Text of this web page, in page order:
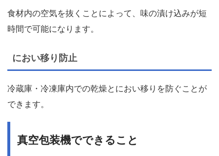
食材内の空気を抜くことによって、味の漬け込みが短
時間で可能になります。
におい移り防止
冷蔵庫・冷凍庫内での乾燥とにおい移りを防ぐことが
できます。
真空包装機でできること